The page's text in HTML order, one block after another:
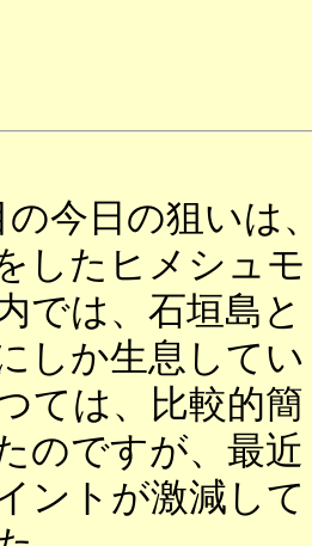
今日の狙いは
したヒメシュモ
では、石垣島と
しか生息してい
ては、比較的簡
のですが、最近
ントが激減して